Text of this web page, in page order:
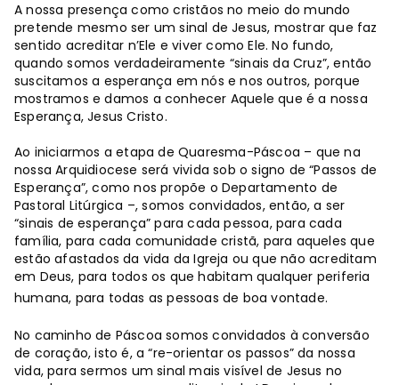
A nossa presença como cristãos no meio do mundo
pretende mesmo ser um sinal de Jesus, mostrar que faz
sentido acreditar n’Ele e viver como Ele. No fundo,
quando somos verdadeiramente “sinais da Cruz”, então
suscitamos a esperança em nós e nos outros, porque
mostramos e damos a conhecer Aquele que é a nossa
Esperança, Jesus Cristo.
Ao iniciarmos a etapa de Quaresma-Páscoa – que na
nossa Arquidiocese será vivida sob o signo de “Passos de
Esperança”, como nos propõe o Departamento de
Pastoral Litúrgica –, somos convidados, então, a ser
“sinais de esperança” para cada pessoa, para cada
família, para cada comunidade cristã, para aqueles que
estão afastados da vida da Igreja ou que não acreditam
em Deus, para todos os que habitam qualquer periferia
humana, para todas as pessoas de boa vontade.
No caminho de Páscoa somos convidados à conversão
de coração, isto é, a “re-orientar os passos” da nossa
vida, para sermos um sinal mais visível de Jesus no